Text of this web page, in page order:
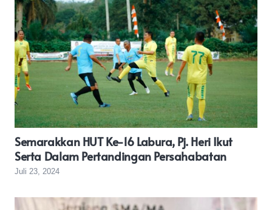
Semarakkan HUT Ke-16 Labura, Pj. Heri Ikut
Serta Dalam Pertandingan Persahabatan
Juli 23, 2024